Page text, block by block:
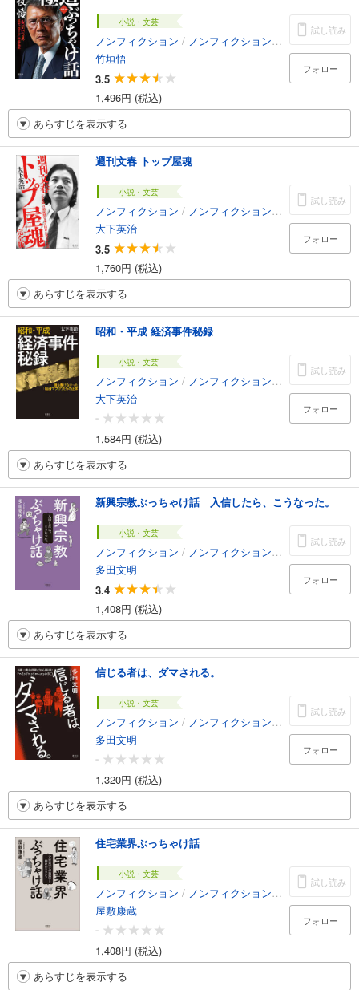
小説・文芸
ノンフィクション / ノンフィクション・ドキュメンタリー
竹垣悟
3.5
1,496円 (税込)
試し読み
フォロー
あらすじを表示する
週刊文春 トップ屋魂
小説・文芸
ノンフィクション / ノンフィクション・ドキュメンタリー
大下英治
3.5
1,760円 (税込)
試し読み
フォロー
あらすじを表示する
昭和・平成 経済事件秘録
小説・文芸
ノンフィクション / ノンフィクション・ドキュメンタリー
大下英治
-
1,584円 (税込)
試し読み
フォロー
あらすじを表示する
新興宗教ぶっちゃけ話 入信したら、こうなった。
小説・文芸
ノンフィクション / ノンフィクション・ドキュメンタリー
多田文明
3.4
1,408円 (税込)
試し読み
フォロー
あらすじを表示する
信じる者は、ダマされる。
小説・文芸
ノンフィクション / ノンフィクション・ドキュメンタリー
多田文明
-
1,320円 (税込)
試し読み
フォロー
あらすじを表示する
住宅業界ぶっちゃけ話
小説・文芸
ノンフィクション / ノンフィクション・ドキュメンタリー
屋敷康蔵
-
1,408円 (税込)
試し読み
フォロー
あらすじを表示する